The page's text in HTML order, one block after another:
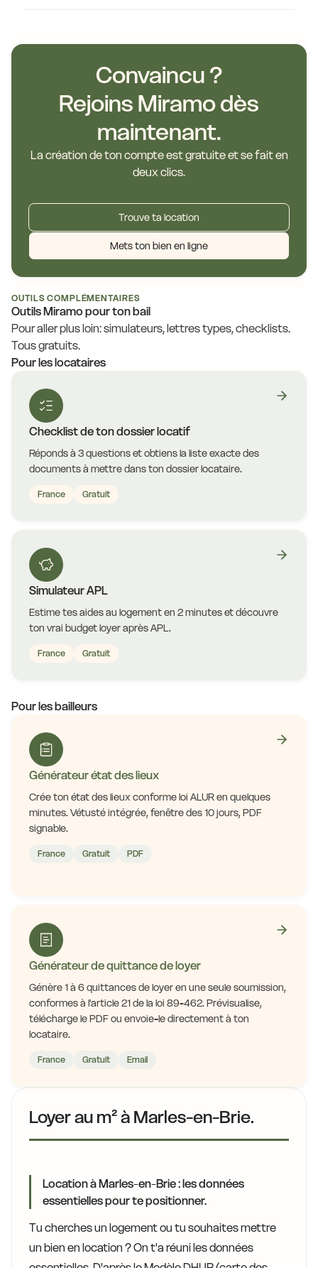
Convaincu ?
Rejoins Miramo dès
maintenant.
La création de ton compte est gratuite et se fait en
deux clics.
Trouve ta location
Mets ton bien en ligne
OUTILS COMPLÉMENTAIRES
Outils Miramo pour ton bail
Pour aller plus loin: simulateurs, lettres types, checklists.
Tous gratuits.
Pour les locataires
Checklist de ton dossier locatif
Réponds à 3 questions et obtiens la liste exacte des
documents à mettre dans ton dossier locataire.
France Gratuit
Simulateur APL
Estime tes aides au logement en 2 minutes et découvre
ton vrai budget loyer après APL.
France Gratuit
Pour les bailleurs
Générateur état des lieux
Crée ton état des lieux conforme loi ALUR en quelques
minutes. Vétusté intégrée, fenêtre des 10 jours, PDF
signable.
France Gratuit PDF
Générateur de quittance de loyer
Génère 1 à 6 quittances de loyer en une seule soumission,
conformes à l'article 21 de la loi 89-462. Prévisualise,
télécharge le PDF ou envoie-le directement à ton
locataire.
France Gratuit Email
Loyer au m² à Marles-en-Brie.
Location à Marles-en-Brie : les données
essentielles pour te positionner.
Tu cherches un logement ou tu souhaites mettre
un bien en location ? On t'a réuni les données